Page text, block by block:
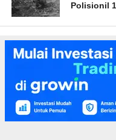
Polisionil 1